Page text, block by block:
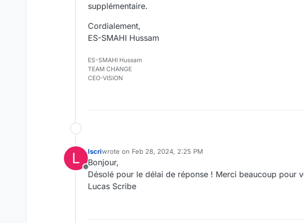
supplémentaire.
Cordialement,
ES-SMAHI Hussam
ES-SMAHI Hussam
TEAM CHANGE
CEO-VISION
L
Offline
lscriwrote on Feb 28, 2024, 2:25 PM
last edited by
Bonjour,
Désolé pour le délai de réponse ! Merci beaucoup pour
Lucas Scribe